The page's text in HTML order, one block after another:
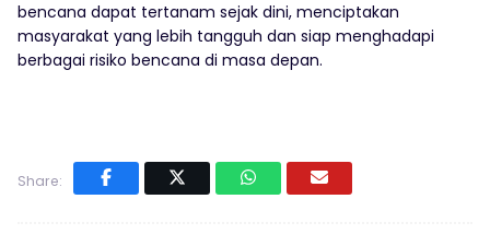
bencana dapat tertanam sejak dini, menciptakan
masyarakat yang lebih tangguh dan siap menghadapi
berbagai risiko bencana di masa depan.
Share: